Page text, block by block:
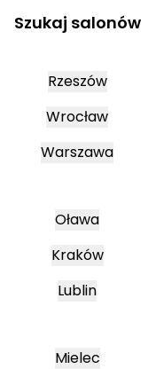
Szukaj salonów
Rzeszów
Wrocław
Warszawa
Oława
Kraków
Lublin
Mielec